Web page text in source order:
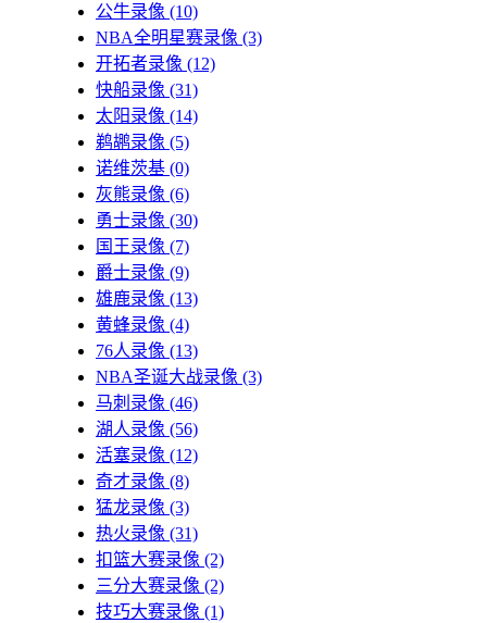
公牛录像 (10)
NBA全明星赛录像 (3)
开拓者录像 (12)
快船录像 (31)
太阳录像 (14)
鹈鹕录像 (5)
诺维茨基 (0)
灰熊录像 (6)
勇士录像 (30)
国王录像 (7)
爵士录像 (9)
雄鹿录像 (13)
黄蜂录像 (4)
76人录像 (13)
NBA圣诞大战录像 (3)
马刺录像 (46)
湖人录像 (56)
活塞录像 (12)
奇才录像 (8)
猛龙录像 (3)
热火录像 (31)
扣篮大赛录像 (2)
三分大赛录像 (2)
技巧大赛录像 (1)